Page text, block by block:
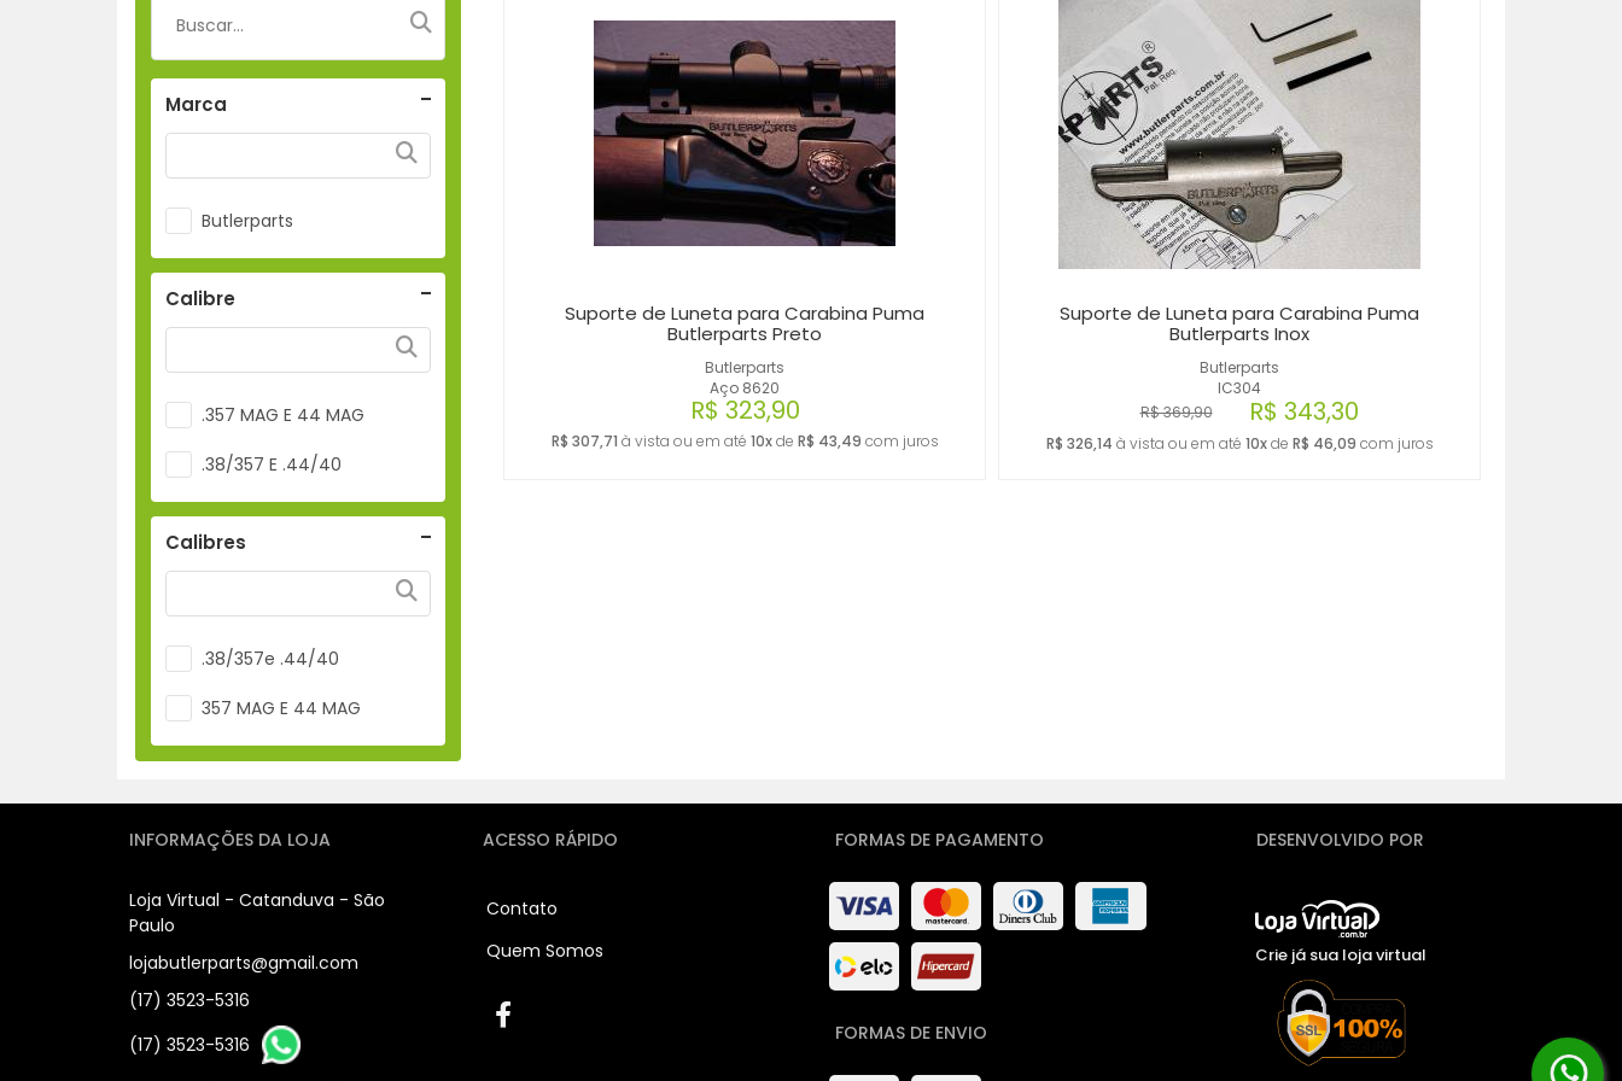
MENOR PREÇO
MAIOR PREÇO
A - Z
Marca
Butlerparts
Calibre
.357 MAG E 44 MAG
.38/357 E .44/40
Calibres
.38/357e .44/40
357 MAG E 44 MAG
Butlerparts
Aço 8620
Suporte de Luneta para Carabina Puma
Butlerparts Preto
R$ 323,90
R$ 307,71 à vista ou em até 10xde R$ 43,49 com juros
Butlerparts
IC304
Suporte de Luneta para Carabina Puma
Butlerparts Inox
R$ 369,90 R$ 343,30
R$ 326,14 à vista ou em até 10xde R$ 46,09 com juros
INFORMAÇÕES DA LOJA
Loja Virtual - Catanduva - São
Paulo
lojabutlerparts@gmail.com
(17) 3523-5316
(17) 3523-5316
ACESSO RÁPIDO
Contato
Quem Somos
FORMAS DE PAGAMENTO
FORMAS DE ENVIO
DESENVOLVIDO POR
Crie já sua loja virtual